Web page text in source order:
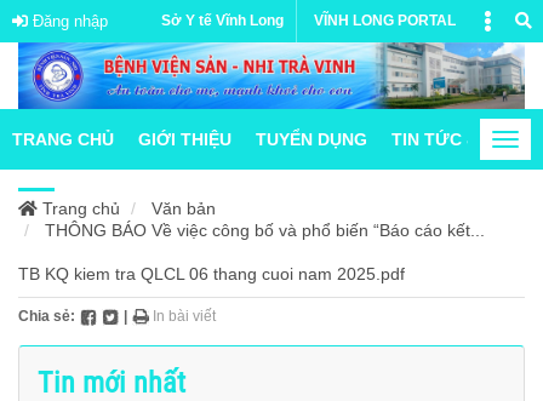
Đăng nhập Sở Y tế Vĩnh Long VĨNH LONG PORTAL
TRANG CHỦ GIỚI THIỆU TUYỂN DỤNG TIN TỨC & HOẠT
Trang chủ
Văn bản
THÔNG BÁO Về việc công bố và phổ biến “Báo cáo kết...
TB KQ kiem tra QLCL 06 thang cuoi nam 2025.pdf
Chia sẻ: | In bài viết
Tin mới nhất